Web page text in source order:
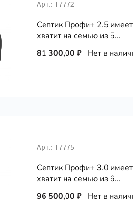
Арт.: Т7772
Септик Профи+ 2.5
хватит на семью из 5...
81 300,00 ₽ Нет в
Арт.: Т7775
Септик Профи+ 3.0
хватит на семью из 6...
96 500,00 ₽ Нет в